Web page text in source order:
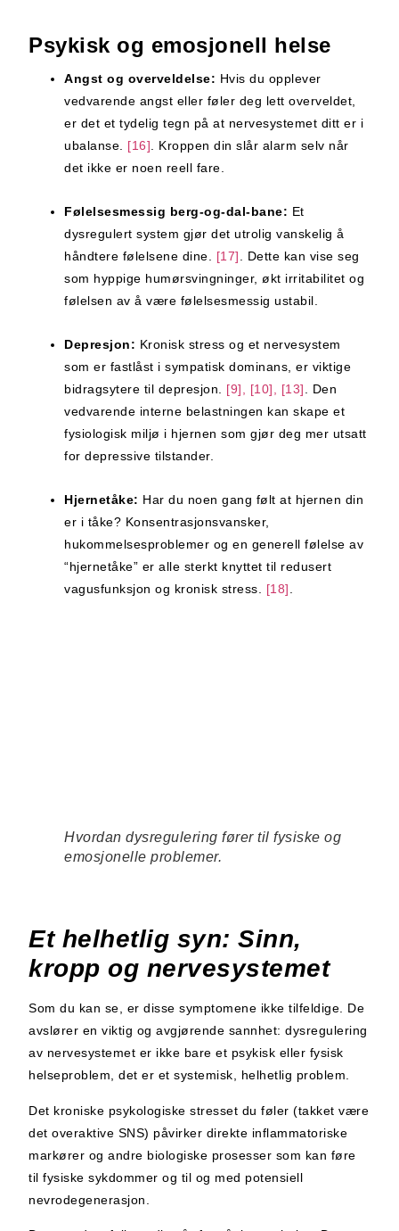
Psykisk og emosjonell helse
Angst og overveldelse: Hvis du opplever
vedvarende angst eller føler deg lett overveldet,
er det et tydelig tegn på at nervesystemet ditt er i
ubalanse. [16] . Kroppen din slår alarm selv når
det ikke er noen reell fare.
Følelsesmessig berg-og-dal-bane: Et
dysregulert system gjør det utrolig vanskelig å
håndtere følelsene dine. [17]
. Dette kan vise seg
som hyppige humørsvingninger, økt irritabilitet og
følelsen av å være følelsesmessig ustabil.
Depresjon: Kronisk stress og et nervesystem
som er fastlåst i sympatisk dominans, er viktige
bidragsytere til depresjon. [9], [10], [13]
. Den
vedvarende interne belastningen kan skape et
fysiologisk miljø i hjernen som gjør deg mer utsatt
for depressive tilstander.
Hjernetåke: Har du noen gang følt at hjernen din
er i tåke? Konsentrasjonsvansker,
hukommelsesproblemer og en generell følelse av
“hjernetåke” er alle sterkt knyttet til redusert
vagusfunksjon og kronisk stress. [18]
Hvordan dysregulering fører til fysiske og
emosjonelle problemer.
Et helhetlig syn: Sinn,
kropp og nervesystemet
Som du kan se, er disse symptomene ikke tilfeldige. De
avslører en viktig og avgjørende sannhet: dysregulering
av nervesystemet er ikke bare et psykisk eller fysisk
helseproblem, det er et systemisk, helhetlig problem.
Det kroniske psykologiske stresset du føler (takket være
det overaktive SNS) påvirker direkte inflammatoriske
markører og andre biologiske prosesser som kan føre
til fysiske sykdommer og til og med potensiell
nevrodegenerasjon.